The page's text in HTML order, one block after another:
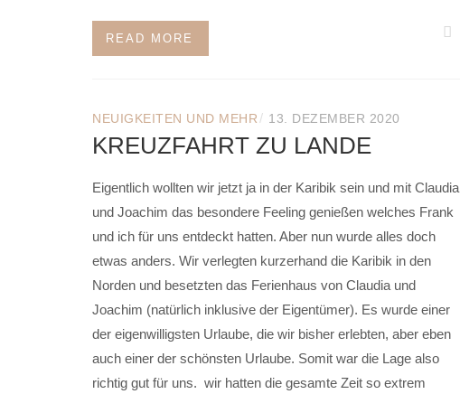
READ MORE
NEUIGKEITEN UND MEHR/ 13. DEZEMBER 2020
KREUZFAHRT ZU LANDE
Eigentlich wollten wir jetzt ja in der Karibik sein und mit Claudia
und Joachim das besondere Feeling genießen welches Frank
und ich für uns entdeckt hatten. Aber nun wurde alles doch
etwas anders. Wir verlegten kurzerhand die Karibik in den
Norden und besetzten das Ferienhaus von Claudia und
Joachim (natürlich inklusive der Eigentümer). Es wurde einer
der eigenwilligsten Urlaube, die wir bisher erlebten, aber eben
auch einer der schönsten Urlaube. Somit war die Lage also
richtig gut für uns. wir hatten die gesamte Zeit so extrem